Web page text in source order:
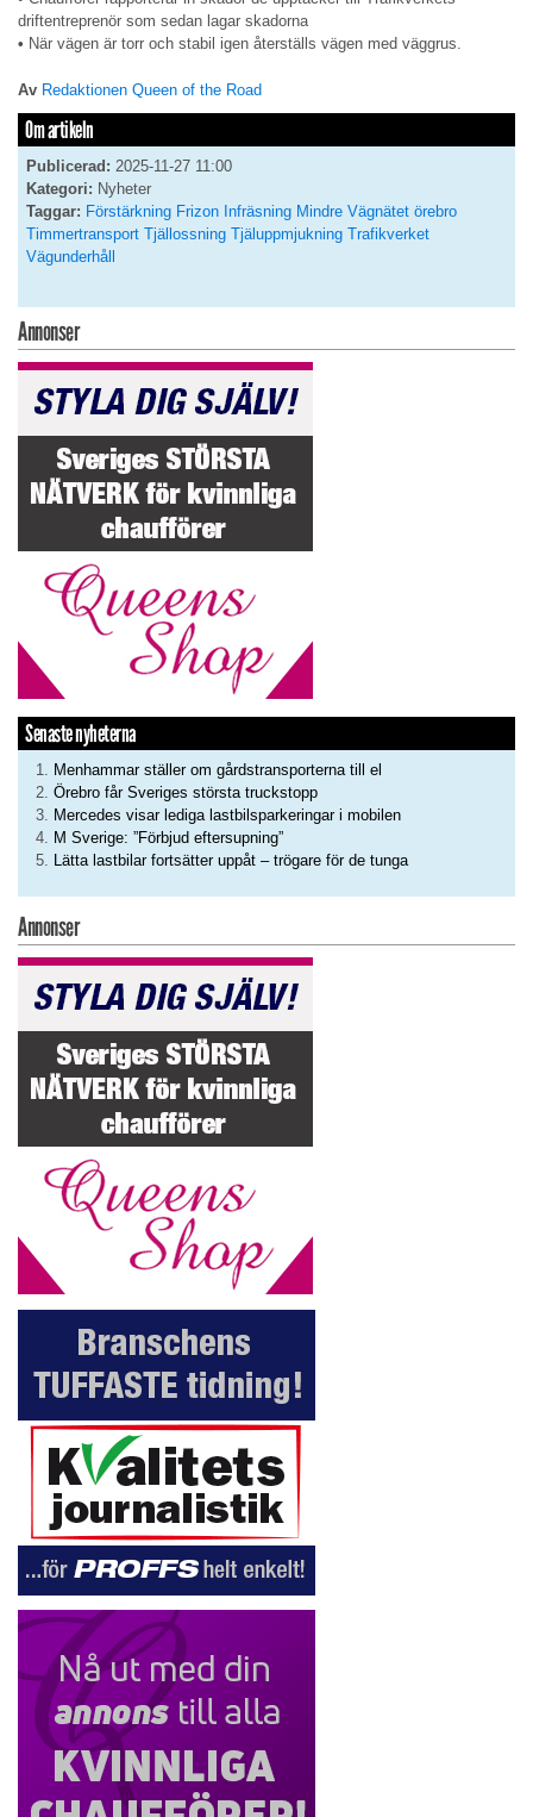
driftentreprenör som sedan lagar skadorna
• När vägen är torr och stabil igen återställs vägen med väggrus.
Av Redaktionen Queen of the Road
Om artikeln
Publicerad: 2025-11-27 11:00
Kategori: Nyheter
Taggar: Förstärkning Frizon Infräsning Mindre Vägnätet örebro
Timmertransport Tjällossning Tjäluppmjukning Trafikverket
Vägunderhåll
Annonser
Senaste nyheterna
Menhammar ställer om gårdstransporterna till el
Örebro får Sveriges största truckstopp
Mercedes visar lediga lastbilsparkeringar i mobilen
M Sverige: ”Förbjud eftersupning”
Lätta lastbilar fortsätter uppåt – trögare för de tunga
Annonser